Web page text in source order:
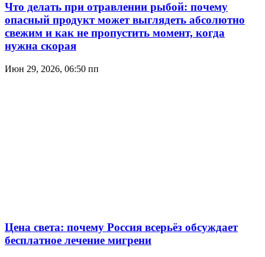
Что делать при отравлении рыбой: почему
опасный продукт может выглядеть абсолютно
свежим и как не пропустить момент, когда
нужна скорая
Июн 29, 2026, 06:50 пп
Цена света: почему Россия всерьёз обсуждает
бесплатное лечение мигрени